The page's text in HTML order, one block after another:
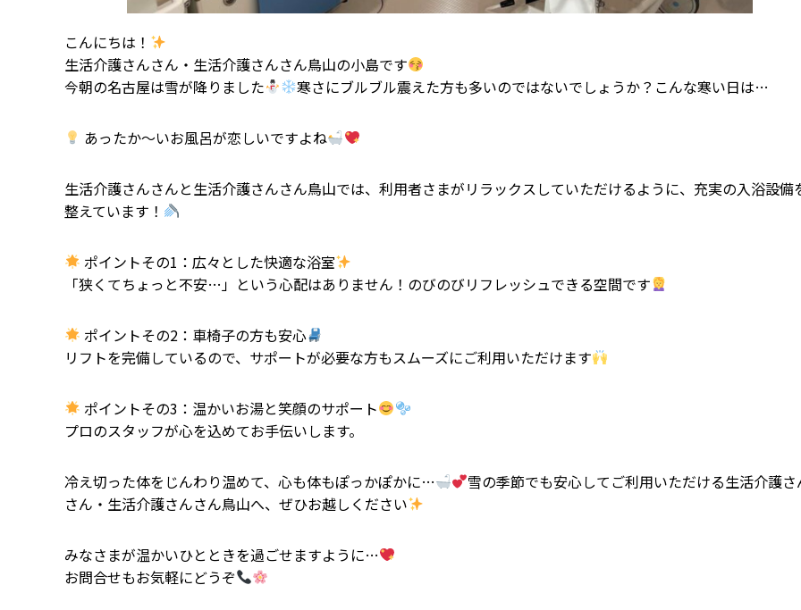
こんにちは！
生活介護さんさん・生活介護さんさん鳥山の小島です
今朝の名古屋は雪が降りました
寒さにブルブル震えた方も多いのではないでしょうか？こんな寒い日は…
あったか〜いお風呂が恋しいですよね
生活介護さんさんと生活介護さんさん鳥山では、利用者さまがリラックスしていただけるように、充実の入浴設備
整えています！
ポイントその1：広々とした快適な浴室
「狭くてちょっと不安…」という心配はありません！のびのびリフレッシュできる空間です
ポイントその2：車椅子の方も安心
リフトを完備しているので、サポートが必要な方もスムーズにご利用いただけます
ポイントその3：温かいお湯と笑顔のサポート
プロのスタッフが心を込めてお手伝いします。
冷え切った体をじんわり温めて、心も体もぽっかぽかに…
雪の季節でも安心してご利用いただける生活介護さ
さん・生活介護さんさん鳥山へ、ぜひお越しください
みなさまが温かいひとときを過ごせますように…
お問合せもお気軽にどうぞ